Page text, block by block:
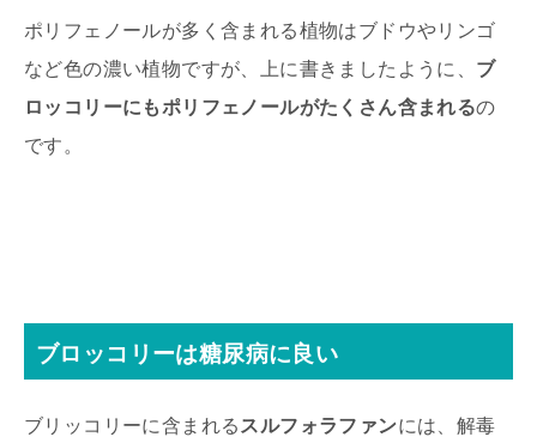
ポリフェノールが多く含まれる植物はブドウやリンゴ
など色の濃い植物ですが、上に書きましたように、 ブ
ロッコリーにもポリフェノールがたくさん含まれるの
です。
ブロッコリーは糖尿病に良い
ブリッコリーに含まれる スルフォラファンには、解毒